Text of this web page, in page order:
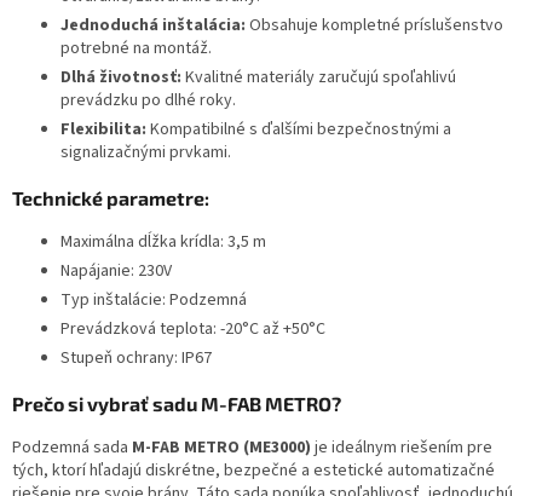
Jednoduchá inštalácia: Obsahuje kompletné príslušenstvo
potrebné na montáž.
Dlhá životnosť: Kvalitné materiály zaručujú spoľahlivú
prevádzku po dlhé roky.
Flexibilita: Kompatibilné s ďalšími bezpečnostnými a
signalizačnými prvkami.
Technické parametre:
Maximálna dĺžka krídla: 3,5 m
Napájanie: 230V
Typ inštalácie: Podzemná
Prevádzková teplota: -20°C až +50°C
Stupeň ochrany: IP67
Prečo si vybrať sadu M-FAB METRO?
Podzemná sada M-FAB METRO (ME3000) je ideálnym riešením pre
tých, ktorí hľadajú diskrétne, bezpečné a estetické automatizačné